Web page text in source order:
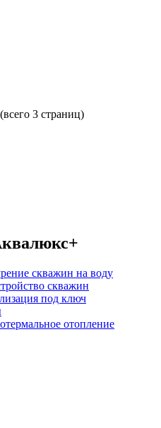
3 страниц)